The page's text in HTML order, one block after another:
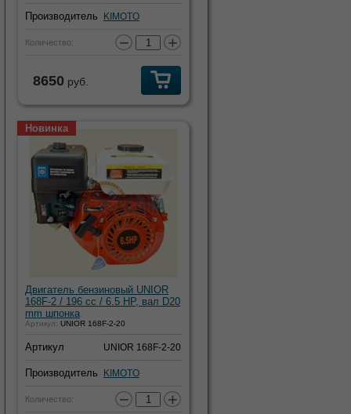
Производитель KIMOTO
Количество: − +
8650 руб.
Новинка
Двигатель бензиновый UNIOR
168F-2 / 196 cc / 6.5 HP, вал D20
mm шпонка
Артикул: UNIOR 168F-2-20
Артикул UNIOR 168F-2-20
Производитель KIMOTO
Количество: − +